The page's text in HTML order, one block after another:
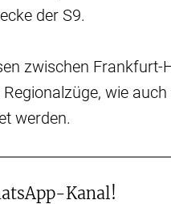
der S9.
zwischen Frankfurt-
wie
werden.
Kanal!